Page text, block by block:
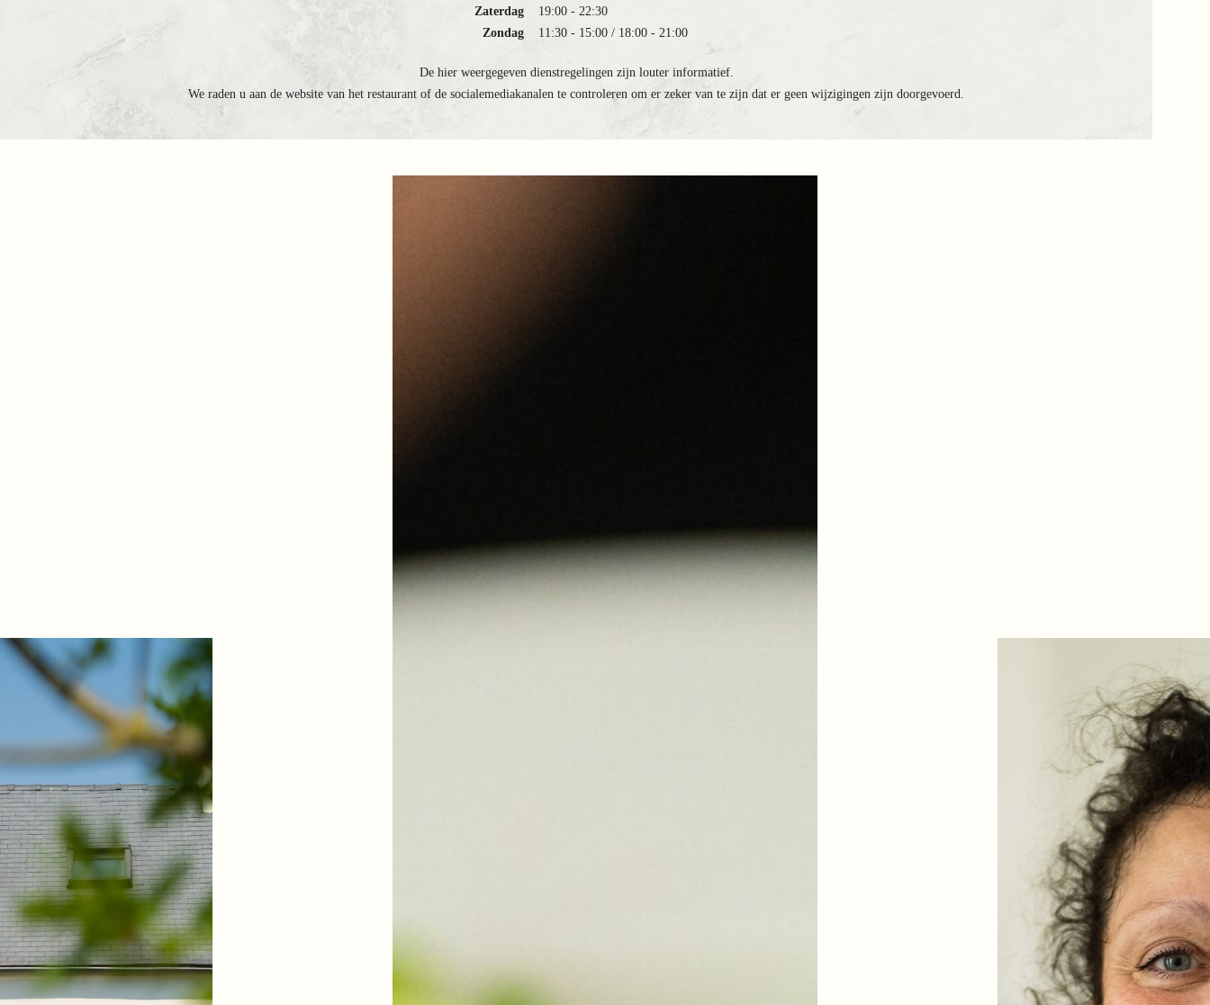
Zaterdag
19:00 - 22:30
Zondag
11:30 - 15:00 / 18:00 - 21:00
De hier weergegeven dienstregelingen zijn louter informatief.
We raden u aan de website van het restaurant of de socialemediakanalen te controleren om er zeker van te zijn dat er geen wijzigingen zijn doorgevoerd.